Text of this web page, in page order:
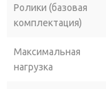
Ролики (базовая
комплектация)
Максимальная
нагрузка